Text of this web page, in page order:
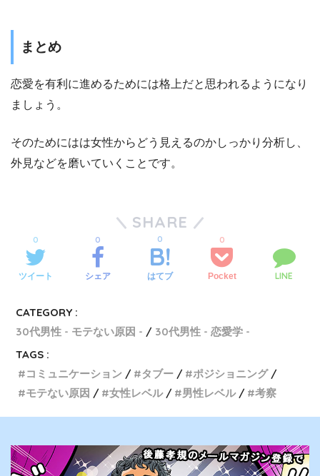
まとめ
恋愛を有利に進めるためには格上だと思われるようになり
ましょう。
そのためにはは女性からどう見えるのかしっかり分析し、
外見などを磨いていくことです。
SHARE
ツイート
0
シェア
0
はてブ
0
Pocket
0
LINE
CATEGORY :
30代男性 - モテない原因 -
30代男性 - 恋愛学 -
TAGS :
コミュニケーション
タブー
ポジショニング
モテない原因
女性レベル 男性レベル 考察